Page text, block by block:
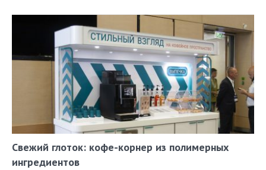
Свежий глоток: кофе-корнер из полимерных
ингредиентов